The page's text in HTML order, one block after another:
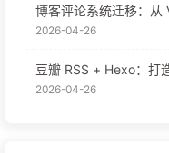
博客评论系统迁移：从
2026-04-26
豆瓣 RSS + Hexo：打
2026-04-26